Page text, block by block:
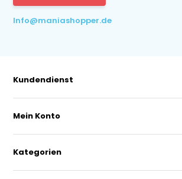
Info@maniashopper.de
Kundendienst
Mein Konto
Kategorien